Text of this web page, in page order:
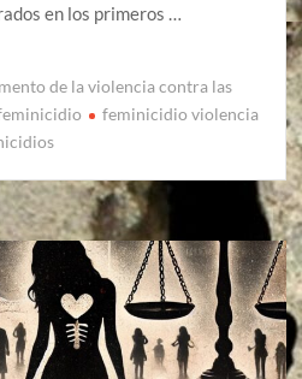
en los primeros …
de la violencia contra las
feminicidio violencia